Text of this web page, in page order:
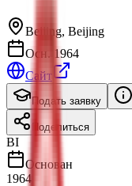
Beijing, Beijing
Осн. 1964
Сайт
Подать заявку
Поделиться
BI
Основан
1964